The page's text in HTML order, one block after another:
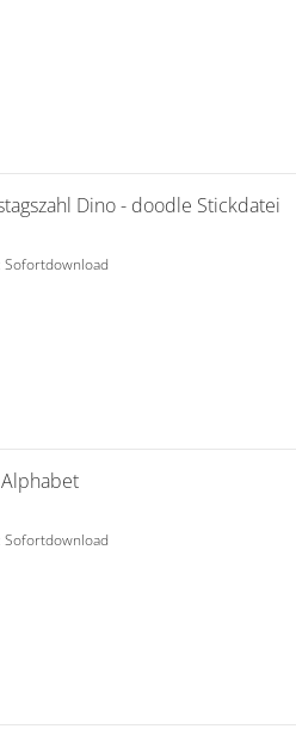
Dino - doodle Stickdatei
Sofortdownload
Sofortdownload